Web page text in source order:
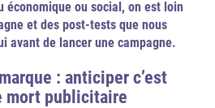
économique ou social, on est loin
et des post-tests que nous
avant de lancer une campagne.
: anticiper c’est
mort publicitaire